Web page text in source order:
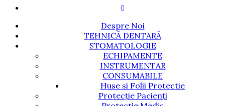
Despre Noi
TEHNICĂ DENTARĂ
STOMATOLOGIE
ECHIPAMENTE
INSTRUMENTAR
CONSUMABILE
Huse si Folii Protectie
Protecție Pacienți